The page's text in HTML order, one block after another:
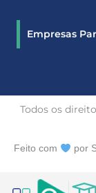
Empresas
Todos os
Feito com por